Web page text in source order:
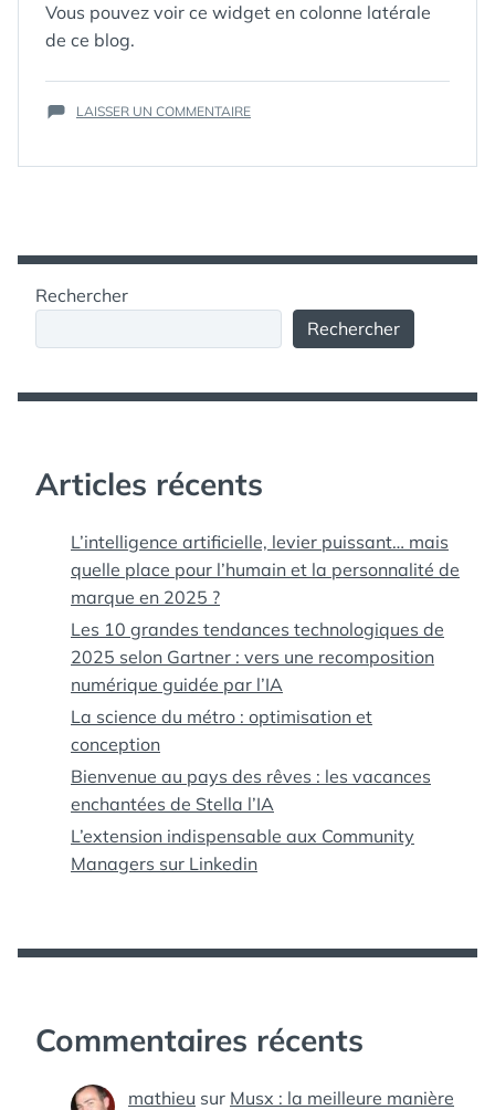
Vous pouvez voir ce widget en colonne latérale
de ce blog.
ÉTIQUETTES :
ANALYTICS,GOOGLE+,
SOCIALSTATISTICS.COM
LAISSER UN COMMENTAIRESUR
SOCIAL
BLOG
Rechercher
Rechercher
Articles récents
L’intelligence artificielle, levier puissant… mais
quelle place pour l’humain et la personnalité de
marque en 2025 ?
Les 10 grandes tendances technologiques de
2025 selon Gartner : vers une recomposition
numérique guidée par l’IA
La science du métro : optimisation et
conception
Bienvenue au pays des rêves : les vacances
enchantées de Stella l’IA
L’extension indispensable aux Community
Managers sur Linkedin
Commentaires récents
mathieu sur Musx : la meilleure manière